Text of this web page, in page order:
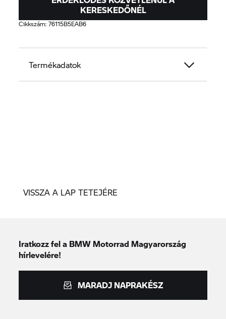
KERESKEDŐNÉL
Cikkszám:76115B5EAB6
Termékadatok
VISSZA A LAP TETEJÉRE
Iratkozz fel a BMW Motorrad Magyarország
hírlevelére!
MARADJ NAPRAKÉSZ